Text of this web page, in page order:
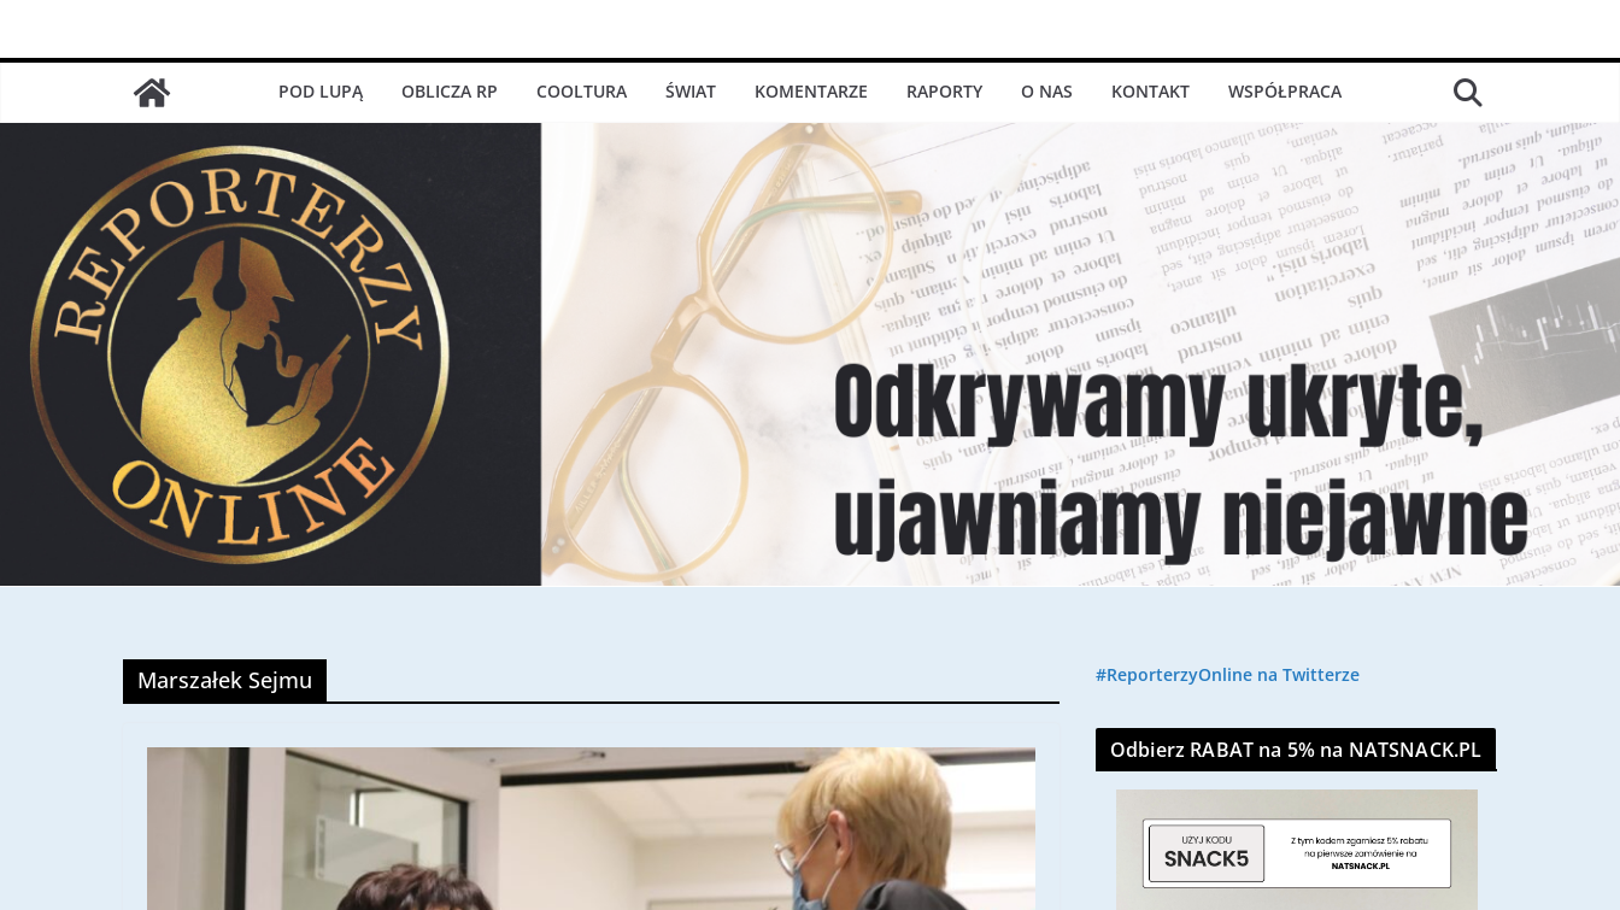
POD LUPĄ OBLICZA RP COOLTURA ŚWIAT KOMENTARZE RAPORTY O NAS KONTAKT WSPÓŁPRACA
Marszałek Sejmu #ReporterzyOnline na Twitterze
Odbierz RABAT na 5% na NATSNACK.PL